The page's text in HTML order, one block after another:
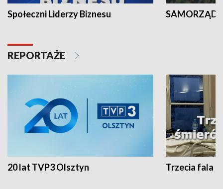
Społeczni Liderzy Biznesu SAMORZĄD
REPORTAŻE
20 lat TVP3 Olsztyn Trzecia fala -